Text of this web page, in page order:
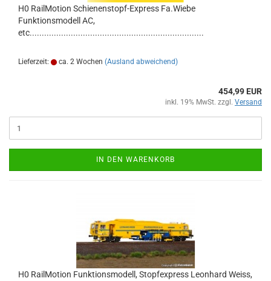
H0 RailMotion Schienenstopf-Express Fa.Wiebe
Funktionsmodell AC,
etc........................................................................
Lieferzeit: ca. 2 Wochen (Ausland abweichend)
454,99 EUR
inkl. 19% MwSt. zzgl. Versand
IN DEN WARENKORB
H0 RailMotion Funktionsmodell, Stopfexpress Leonhard Weiss,